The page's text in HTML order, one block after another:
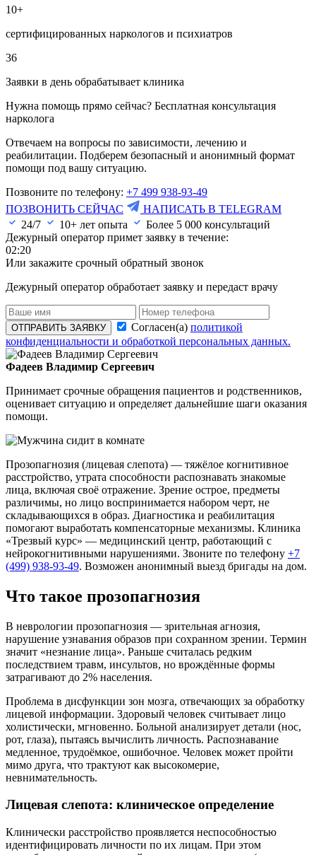
10+
сертифицированных наркологов и психиатров
36
Заявки в день обрабатывает клиника
Нужна помощь прямо сейчас? Бесплатная консультация
нарколога
Отвечаем на вопросы по зависимости, лечению и
реабилитации. Подберем безопасный и анонимный формат
помощи под вашу ситуацию.
Позвоните по телефону: +7 499 938-93-49
ПОЗВОНИТЬ СЕЙЧАС
НАПИСАТЬ В TELEGRAM
24/7
10+ лет опыта Более 5 000 консультаций
Дежурный оператор примет заявку в течение:
02:20
Или закажите срочный обратный звонок
Дежурный оператор обработает заявку и передаст врачу
ОТПРАВИТЬ ЗАЯВКУ Согласен(а) политикой
конфиденциальности и обработкой персональных данных.
Фадеев Владимир Сергеевич
Принимает срочные обращения пациентов и родственников,
оценивает ситуацию и определяет дальнейшие шаги оказания
помощи.
Прозопагнозия (лицевая слепота) — тяжёлое когнитивное
расстройство, утрата способности распознавать знакомые
лица, включая своё отражение. Зрение острое, предметы
различимы, но лицо воспринимается набором черт, не
складывающихся в образ. Диагностика и реабилитация
помогают выработать компенсаторные механизмы. Клиника
«Трезвый курс» — медицинский центр, работающий с
нейрокогнитивными нарушениями. Звоните по телефону +7
(499) 938-93-49. Возможен анонимный выезд бригады на дом.
Что такое прозопагнозия
В неврологии прозопагнозия — зрительная агнозия,
нарушение узнавания образов при сохранном зрении. Термин
значит «незнание лица». Раньше считалась редким
последствием травм, инсультов, но врождённые формы
затрагивают до 2% населения.
Проблема в дисфункции зон мозга, отвечающих за обработку
лицевой информации. Здоровый человек считывает лицо
холистически, мгновенно. Больной анализирует детали (нос,
рот, глаза), пытаясь вычислить личность. Распознавание
медленное, трудоёмкое, ошибочное. Человек может пройти
мимо друга, что трактуют как высокомерие,
невнимательность.
Лицевая слепота: клиническое определение
Клинически расстройство проявляется неспособностью
идентифицировать личности по их лицам. При этом